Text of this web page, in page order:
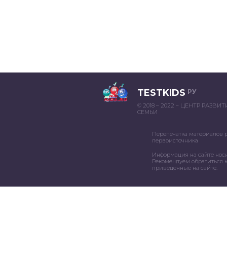
TESTKIDS РУ
© 2018 – 2022 – ЦЕНТР
СЕМЬИ
Перепечатка материалов
первоисточника
Информация на сайте
Рекомендуем обратиться
приведенные на сайте.